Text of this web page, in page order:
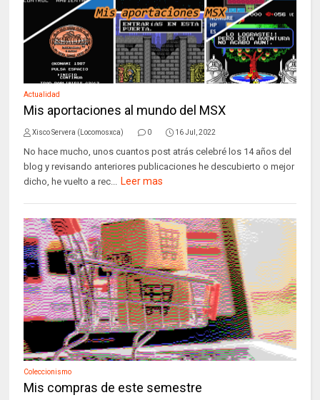
Actualidad
Mis aportaciones al mundo del MSX
Xisco Servera (Locomosxca) 0 16 Jul, 2022
No hace mucho, unos cuantos post atrás celebré los 14 años del
blog y revisando anteriores publicaciones he descubierto o mejor
dicho, he vuelto a rec...
Leer mas
Coleccionismo
Mis compras de este semestre